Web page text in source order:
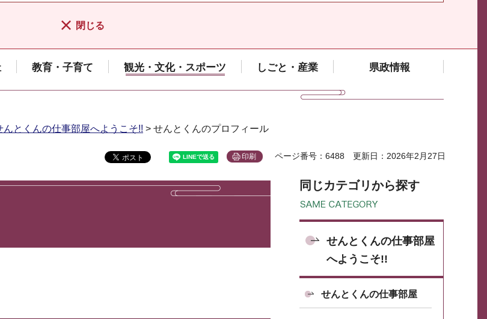
閉じる
教育・子育て 観光・文化・スポーツ しごと・産業 県政情報
んとくんの仕事部屋へようこそ!! > せんとくんのプロフィール
印刷 ページ番号：6488 更新日：2026年2月27日
同じカテゴリから探す
せんとくんの仕事部屋
へようこそ!!
せんとくんの仕事部屋